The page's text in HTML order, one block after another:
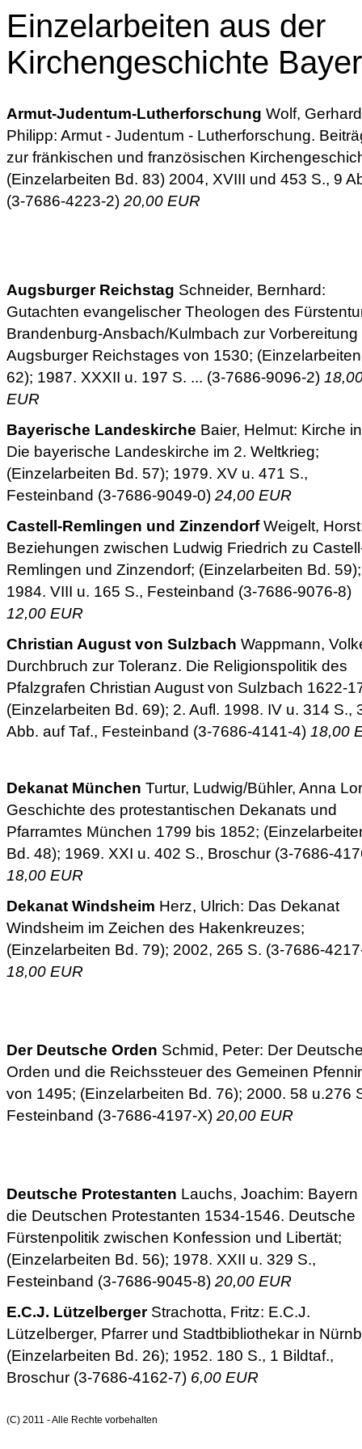
Einzelarbeiten aus der
Kirchengeschichte
Armut-Judentum-Lutherforschung Wolf, Gerhard
Philipp: Armut - Judentum - Lutherforschung.
zur fränkischen und französischen
(Einzelarbeiten Bd. 83) 2004, XVIII und 453 S., 9
(3-7686-4223-2) 20,00 EUR
Augsburger Reichstag Schneider, Bernhard:
Gutachten evangelischer Theologen des
Brandenburg-Ansbach/Kulmbach zur Vorbereitung
Augsburger Reichstages von 1530;
62); 1987. XXXII u. 197 S. ... (3-7686-9096-2)
EUR
Bayerische Landeskirche Baier, Helmut: Kirche
Die bayerische Landeskirche im 2. Weltkrieg;
(Einzelarbeiten Bd. 57); 1979. XV u. 471 S.,
Festeinband (3-7686-9049-0) 24,00 EUR
Castell-Remlingen und ZinzendorfWeigelt,
Beziehungen zwischen Ludwig Friedrich zu
Remlingen und Zinzendorf; (Einzelarbeiten Bd. 59);
1984. VIII u. 165 S., Festeinband (3-7686-9076-8)
12,00 EUR
Christian August von Sulzbach Wappmann,
Durchbruch zur Toleranz. Die Religionspolitik des
Pfalzgrafen Christian August von Sulzbach 1622-
(Einzelarbeiten Bd. 69); 2. Aufl. 1998. IV u. 314 S.,
Abb. auf Taf., Festeinband (3-7686-4141-4) 18,00
Dekanat München Turtur, Ludwig/Bühler, Anna
Geschichte des protestantischen Dekanats und
Pfarramtes München 1799 bis 1852;
Bd. 48); 1969. XXI u. 402 S., Broschur (3-7686-
18,00 EUR
Dekanat Windsheim Herz, Ulrich: Das Dekanat
Windsheim im Zeichen des Hakenkreuzes;
(Einzelarbeiten Bd. 79); 2002, 265 S. (3-7686-
18,00 EUR
Der Deutsche Orden Schmid, Peter: Der
Orden und die Reichssteuer des Gemeinen
von 1495; (Einzelarbeiten Bd. 76); 2000. 58 u.276
Festeinband (3-7686-4197-X) 20,00 EUR
Deutsche Protestanten Lauchs, Joachim: Bayern
die Deutschen Protestanten 1534-1546. Deutsche
Fürstenpolitik zwischen Konfession und Libertät;
(Einzelarbeiten Bd. 56); 1978. XXII u. 329 S.,
Festeinband (3-7686-9045-8) 20,00 EUR
E.C.J. LützelbergerStrachotta, Fritz: E.C.J.
Lützelberger, Pfarrer und Stadtbibliothekar in
(Einzelarbeiten Bd. 26); 1952. 180 S., 1 Bildtaf.,
Broschur (3-7686-4162-7) 6,00 EUR
(C) 2011 - Alle Rechte vorbehalten